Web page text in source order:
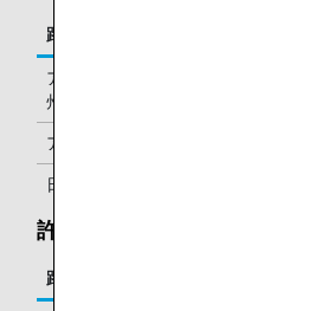
路線
アジア・オセアニア⇔北米・ハワイ・
州・アフリカ・中東
アジア・オセアニア内（日本以外）
日本国内
許容重量の超過：70～92ポン
路線